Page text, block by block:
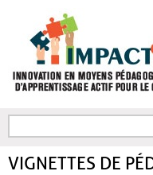
FORMULAIRE DE
VIGNETTES DE